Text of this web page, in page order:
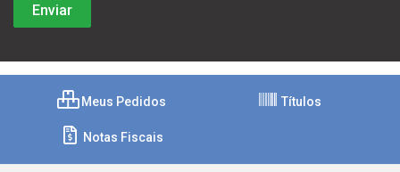
Meus Pedidos Títulos
Notas Fiscais